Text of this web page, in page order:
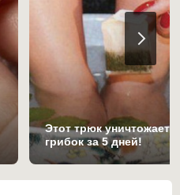
Этот трюк уничтожает
грибок за 5 дней!